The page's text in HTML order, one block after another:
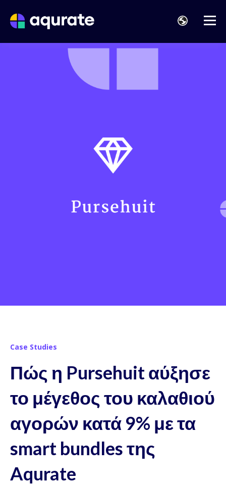
Case Studies
Πώς η Pursehuit αύξησε
το μέγεθος του καλαθιού
αγορών κατά 9% με τα
smart bundles της
Aqurate